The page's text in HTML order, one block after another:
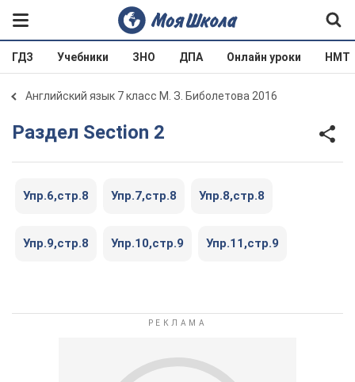
ГДЗ Учебники ЗНО ДПА Онлайн уроки НМТ
Английский язык 7 класс М. З. Биболетова 2016
Раздел Section 2
Упр.6,стр.8 Упр.7,стр.8 Упр.8,стр.8
Упр.9,стр.8 Упр.10,стр.9 Упр.11,стр.9